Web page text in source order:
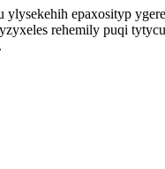
epaxosityp
rehemily puqi